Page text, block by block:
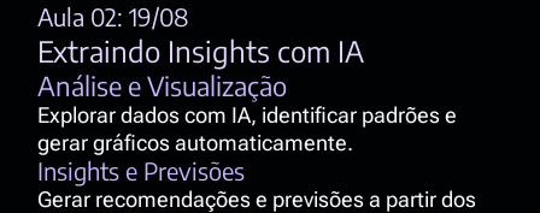
Aula 02: 19/08
Extraindo Insights com IA
Análise e Visualização
Explorar dados com IA, identificar padrões e
gerar gráficos automaticamente.
Insights e Previsões
Gerar recomendações e previsões a partir dos